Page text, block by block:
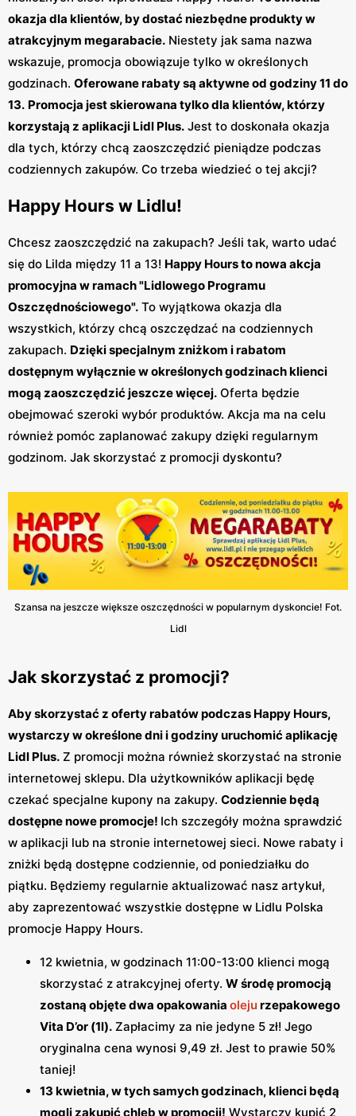
okazja dla klientów, by dostać niezbędne produkty w
atrakcyjnym megarabacie. Niestety jak sama nazwa
wskazuje, promocja obowiązuje tylko w określonych
godzinach. Oferowane rabaty są aktywne od godziny 11 do
13. Promocja jest skierowana tylko dla klientów, którzy
korzystają z aplikacji Lidl Plus. Jest to doskonała okazja
dla tych, którzy chcą zaoszczędzić pieniądze podczas
codziennych zakupów. Co trzeba wiedzieć o tej akcji?
Happy Hours w Lidlu!
Chcesz zaoszczędzić na zakupach? Jeśli tak, warto udać
się do Lilda między 11 a 13! Happy Hours to nowa akcja
promocyjna w ramach "Lidlowego Programu
Oszczędnościowego". To wyjątkowa okazja dla
wszystkich, którzy chcą oszczędzać na codziennych
zakupach. Dzięki specjalnym zniżkom i rabatom
dostępnym wyłącznie w określonych godzinach klienci
mogą zaoszczędzić jeszcze więcej. Oferta będzie
obejmować szeroki wybór produktów. Akcja ma na celu
również pomóc zaplanować zakupy dzięki regularnym
godzinom. Jak skorzystać z promocji dyskontu?
Szansa na jeszcze większe oszczędności w popularnym dyskoncie! Fot.
Lidl
Jak skorzystać z promocji?
Aby skorzystać z oferty rabatów podczas Happy Hours,
wystarczy w określone dni i godziny uruchomić aplikację
Lidl Plus. Z promocji można również skorzystać na stronie
internetowej sklepu. Dla użytkowników aplikacji będę
czekać specjalne kupony na zakupy. Codziennie będą
dostępne nowe promocje! Ich szczegóły można sprawdzić
w aplikacji lub na stronie internetowej sieci. Nowe rabaty i
zniżki będą dostępne codziennie, od poniedziałku do
piątku. Będziemy regularnie aktualizować nasz artykuł,
aby zaprezentować wszystkie dostępne w Lidlu Polska
promocje Happy Hours.
12 kwietnia, w godzinach 11:00-13:00 klienci mogą
skorzystać z atrakcyjnej oferty. W środę promocją
zostaną objęte dwa opakowania olejurzepakowego
Vita D’or (1l). Zapłacimy za nie jedyne 5 zł! Jego
oryginalna cena wynosi 9,49 zł. Jest to prawie 50%
taniej!
13 kwietnia, w tych samych godzinach, klienci będą
mogli zakupić chleb w promocji! Wystarczy kupić 2